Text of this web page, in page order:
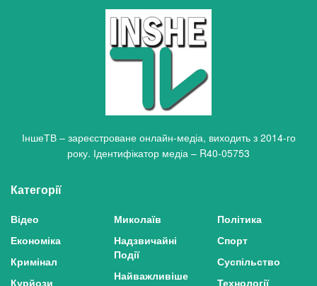
ІншеТВ – зареєстроване онлайн-медіа, виходить з 2014-го
року. Ідентифікатор медіа – R40-05753
Категорії
Відео
Економіка
Кримінал
Курйози
Миколаїв
Надзвичайні
Події
Найважливіше
Політика
Спорт
Суспільство
Технології